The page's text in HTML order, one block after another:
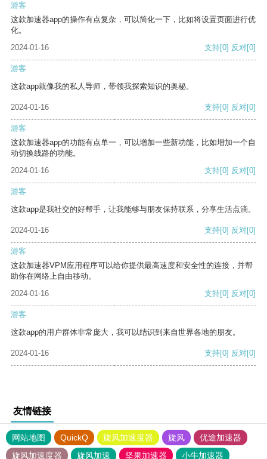
游客
这款加速器app的操作有点复杂，可以简化一下，比如将设置页面进行优
化。
2024-01-16
支持[0] 反对[0]
游客
这款app就像我的私人导师，带领我探索知识的奥秘。
2024-01-16 支持[0] 反对[0]
游客
这款加速器app的功能有点单一，可以增加一些新功能，比如增加一个自
动切换线路的功能。
2024-01-16
支持[0] 反对[0]
游客
这款app是我社交的好帮手，让我能够与朋友保持联系，分享生活点滴。
2024-01-16 支持[0] 反对[0]
游客
这款加速器VPM应用程序可以给你提供最高速度和安全性的连接，并帮
助你在网络上自由移动。
2024-01-16
支持[0] 反对[0]
游客
这款app的用户群体非常庞大，我可以结识到来自世界各地的朋友。
2024-01-16 支持[0] 反对[0]
友情链接
网站地图 QuickQ 旋风加速度器 旋风
优途加速器
旋风加速度器
旋风加速 坚果加速器 小牛加速器